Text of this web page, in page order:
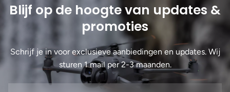
Blijf op de hoogte van updates &
promoties
Schrijf je in voor exclusieve aanbiedingen en updates. Wij
sturen 1 mail per 2-3 maanden.